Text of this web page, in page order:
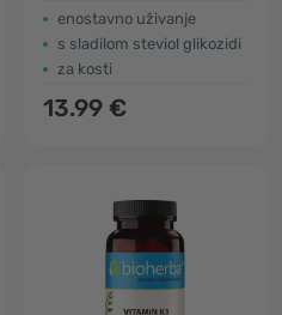
enostavno uživanje
s sladilom steviol glikozidi
za kosti
13.99 €